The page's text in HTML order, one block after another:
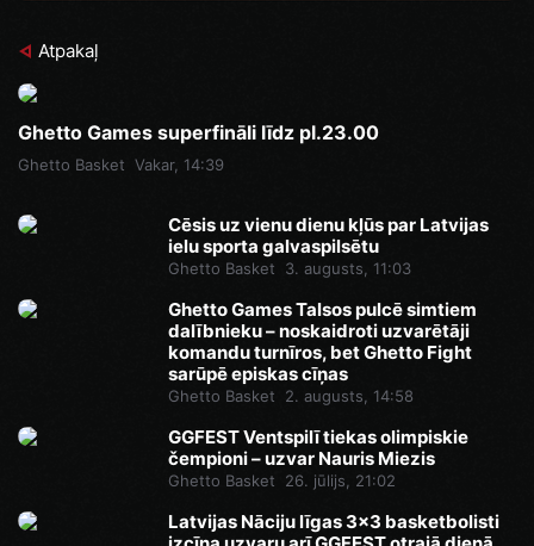
Atpakaļ
Ghetto Games superfināli līdz pl.23.00
Ghetto Basket Vakar, 14:39
Cēsis uz vienu dienu kļūs par Latvijas
ielu sporta galvaspilsētu
Ghetto Basket 3. augusts, 11:03
Ghetto Games Talsos pulcē simtiem
dalībnieku – noskaidroti uzvarētāji
komandu turnīros, bet Ghetto Fight
sarūpē episkas cīņas
Ghetto Basket 2. augusts, 14:58
GGFEST Ventspilī tiekas olimpiskie
čempioni – uzvar Nauris Miezis
Ghetto Basket 26. jūlijs, 21:02
Latvijas Nāciju līgas 3x3 basketbolisti